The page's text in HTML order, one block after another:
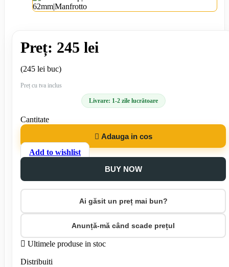
Preț: 245 lei
(245 lei buc)
Preț cu tva inclus
Livrare: 1-2 zile lucrătoare
Cantitate
 Adauga in cos
Add to wishlist
BUY NOW
Ai găsit un preț mai bun?
Anunță-mă când scade prețul
 Ultimele produse in stoc
Distribuiti